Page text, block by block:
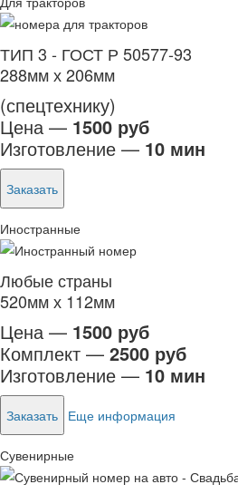
ТИП 3 - ГОСТ Р 50577-93
288мм х 206мм
(спецтехнику)
Цена — 1500 руб
Изготовление — 10 мин
Заказать
Иностранные
Любые страны
520мм х 112мм
Цена — 1500 руб
Комплект — 2500 руб
Изготовление — 10 мин
Заказать Еще информация
Сувенирные